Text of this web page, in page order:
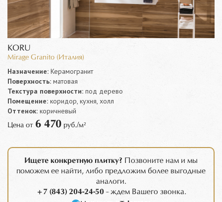
KORU
Mirage Granito (Италия)
Назначение: Керамогранит
Поверхность: матовая
Текстура поверхности: под дерево
Помещение: коридор, кухня, холл
Оттенок: коричневый
Цена от 6 470 руб./м²
Ищете конкретную плитку? Позвоните нам и мы
поможем ее найти, либо предложим более выгодные
аналоги.
+7 (843) 204-24-50- ждем Вашего звонка.